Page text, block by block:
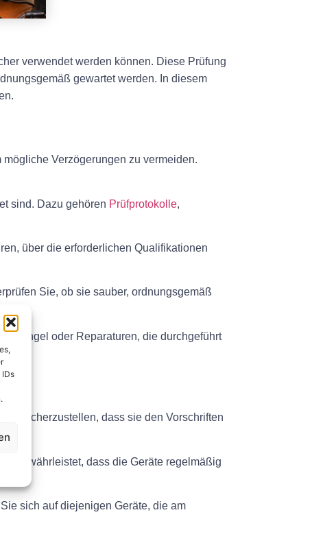
verwendet werden können. Diese Prüfung
gewartet werden. In diesem
Verzögerungen zu vermeiden.
sind. Dazu gehören Prüfprotokolle,
über die erforderlichen Qualifikationen
Sie, ob sie sauber, ordnungsgemäß
Mängel oder Reparaturen, die durchgeführt
sicherzustellen, dass sie den Vorschriften
gewährleistet, dass die Geräte regelmäßig
sich auf diejenigen Geräte, die am